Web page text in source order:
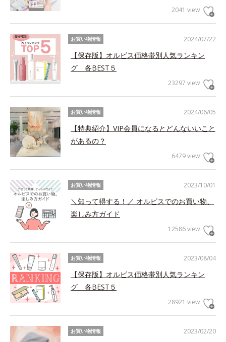
2041 view
2024/07/22
お買い物情報
【保存版】オルビス価格帯別人気ランキン
グ 各BEST５
23297 view
2024/06/05
お買い物情報
【特典紹介】VIP会員になるとどんないいこと
があるの？
6479 view
2023/10/01
お買い物情報
＼知って得する！／ オルビスでのお買い物、
楽しみ方ガイド
12586 view
2023/08/04
お買い物情報
【保存版】オルビス価格帯別人気ランキン
グ 各BEST５
28921 view
2023/02/20
お買い物情報